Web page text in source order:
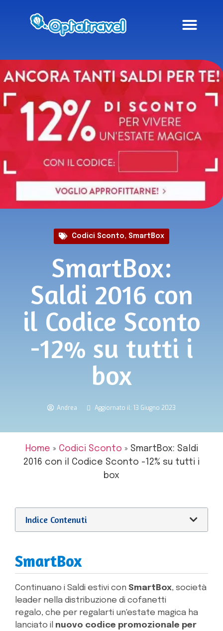
Codici Sconto, SmartBox
SmartBox:
Saldi 2016 con
il Codice Sconto
-12% su tutti i
box
Andrea Aggiornato il: 13 Giugno 2023
Home » Codici Sconto » SmartBox: Saldi
2016 con il Codice Sconto -12% su tutti i
box
Indice Contenuti
SmartBox
Continuano i Saldi estivi con SmartBox, società
leader nella distribuzione di cofanetti
regalo, che per regalarti un'estate magica ha
lanciato il nuovo codice promozionale per